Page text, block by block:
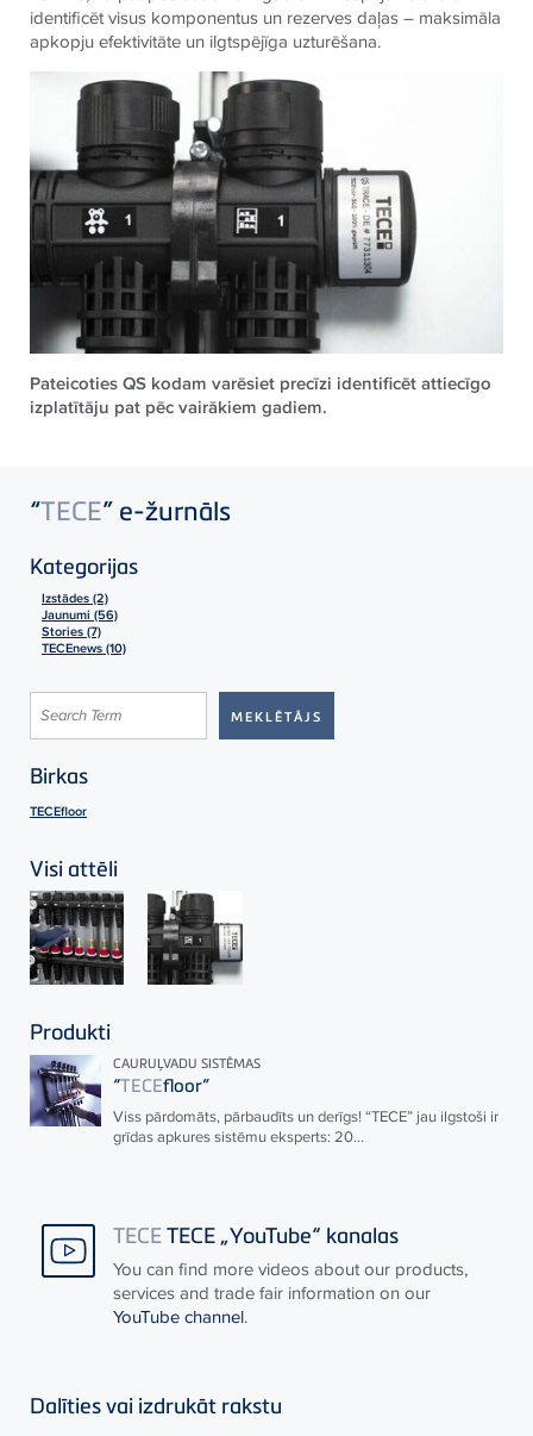
identificēt visus komponentus un rezerves daļas – maksimāla
apkopju efektivitāte un ilgtspējīga uzturēšana.
Pateicoties QS kodam varēsiet precīzi identificēt attiecīgo
izplatītāju pat pēc vairākiem gadiem.
“TECE” e-žurnāls
Kategorijas
Izstādes (2)
Jaunumi (56)
Stories (7)
TECEnews (10)
Birkas
TECEfloor
Visi attēli
Produkti
CAURUĻVADU SISTĒMAS
“TECEfloor”
Viss pārdomāts, pārbaudīts un derīgs! “TECE” jau ilgstoši ir
grīdas apkures sistēmu eksperts: 20...
TECETECE „YouTube“ kanalas
You can find more videos about our products,
services and trade fair information on our
YouTube channel.
Dalīties vai izdrukāt rakstu